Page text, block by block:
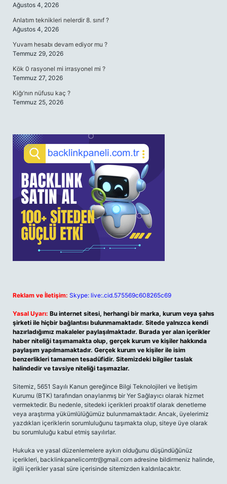
Ağustos 4, 2026
Anlatım teknikleri nelerdir 8. sınıf ?
Ağustos 4, 2026
Yuvam hesabı devam ediyor mu ?
Temmuz 29, 2026
Kök 0 rasyonel mi irrasyonel mi ?
Temmuz 27, 2026
Kiğı’nın nüfusu kaç ?
Temmuz 25, 2026
Reklam ve İletişim: Skype: live:.cid.575569c608265c69
Yasal Uyarı: Bu internet sitesi, herhangi bir marka, kurum veya şahıs
şirketi ile hiçbir bağlantısı bulunmamaktadır. Sitede yalnızca kendi
hazırladığımız makaleler paylaşılmaktadır. Burada yer alan içerikler
haber niteliği taşımamakta olup, gerçek kurum ve kişiler hakkında
paylaşım yapılmamaktadır. Gerçek kurum ve kişiler ile isim
benzerlikleri tamamen tesadüfidir. Sitemizdeki bilgiler taslak
halindedir ve tavsiye niteliği taşımazlar.
Sitemiz, 5651 Sayılı Kanun gereğince Bilgi Teknolojileri ve İletişim
Kurumu (BTK) tarafından onaylanmış bir Yer Sağlayıcı olarak hizmet
vermektedir. Bu nedenle, sitedeki içerikleri proaktif olarak denetleme
veya araştırma yükümlülüğümüz bulunmamaktadır. Ancak, üyelerimiz
yazdıkları içeriklerin sorumluluğunu taşımakta olup, siteye üye olarak
bu sorumluluğu kabul etmiş sayılırlar.
Hukuka ve yasal düzenlemelere aykırı olduğunu düşündüğünüz
içerikleri, backlinkpanelicomtr@gmail.com adresine bildirmeniz halinde,
ilgili içerikler yasal süre içerisinde sitemizden kaldırılacaktır.